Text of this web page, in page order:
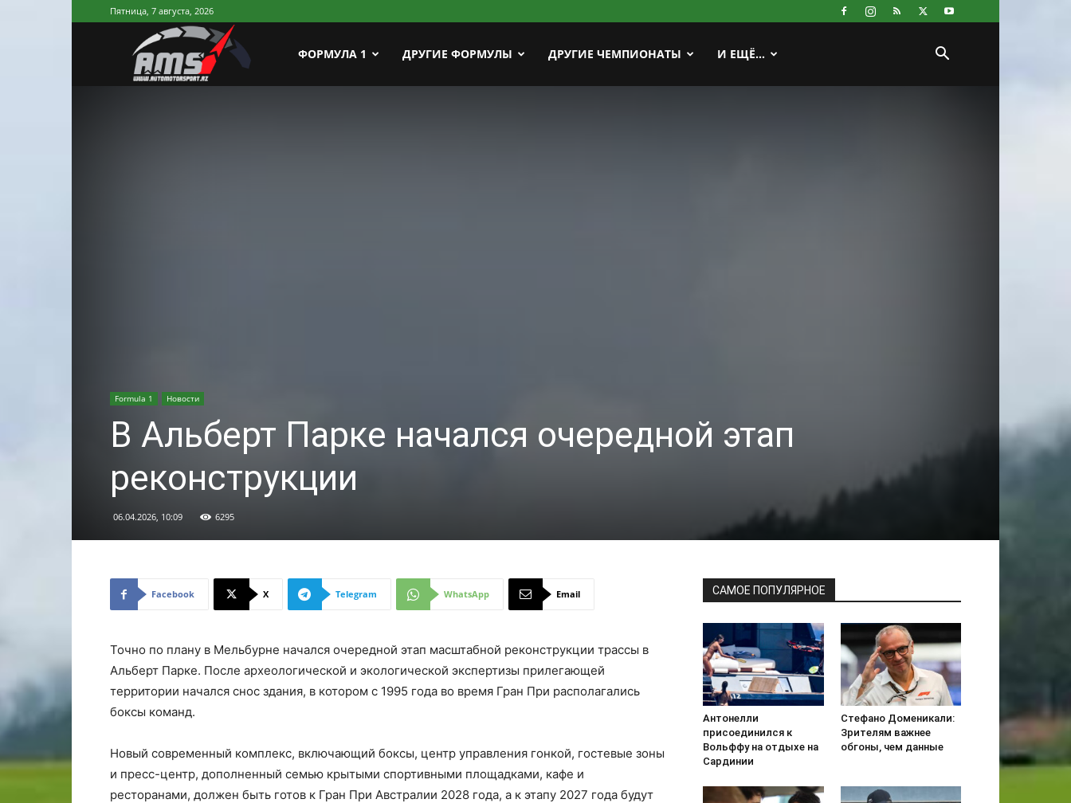
Пятница, 7 августа, 2026
AutoMotorSport
ФОРМУЛА 1 ДРУГИЕ ФОРМУЛЫ ДРУГИЕ ЧЕМПИОНАТЫ И ЕЩЁ…
Formula 1 Новости
В Альберт Парке начался очередной этап
реконструкции
06.04.2026, 10:09 6295
Facebook X Telegram WhatsApp Email
Точно по плану в Мельбурне начался очередной этап масштабной реконструкции трассы в
Альберт Парке. После археологической и экологической экспертизы прилегающей
территории начался снос здания, в котором с 1995 года во время Гран При располагались
боксы команд.
Новый современный комплекс, включающий боксы, центр управления гонкой, гостевые зоны
и пресс-центр, дополненный семью крытыми спортивными площадками, кафе и
ресторанами, должен быть готов к Гран При Австралии 2028 года, а к этапу 2027 года будут
САМОЕ ПОПУЛЯРНОЕ
Антонелли
присоединился к
Вольффу на отдыхе на
Сардинии
Стефано Доменикали:
Зрителям важнее
обгоны, чем данные